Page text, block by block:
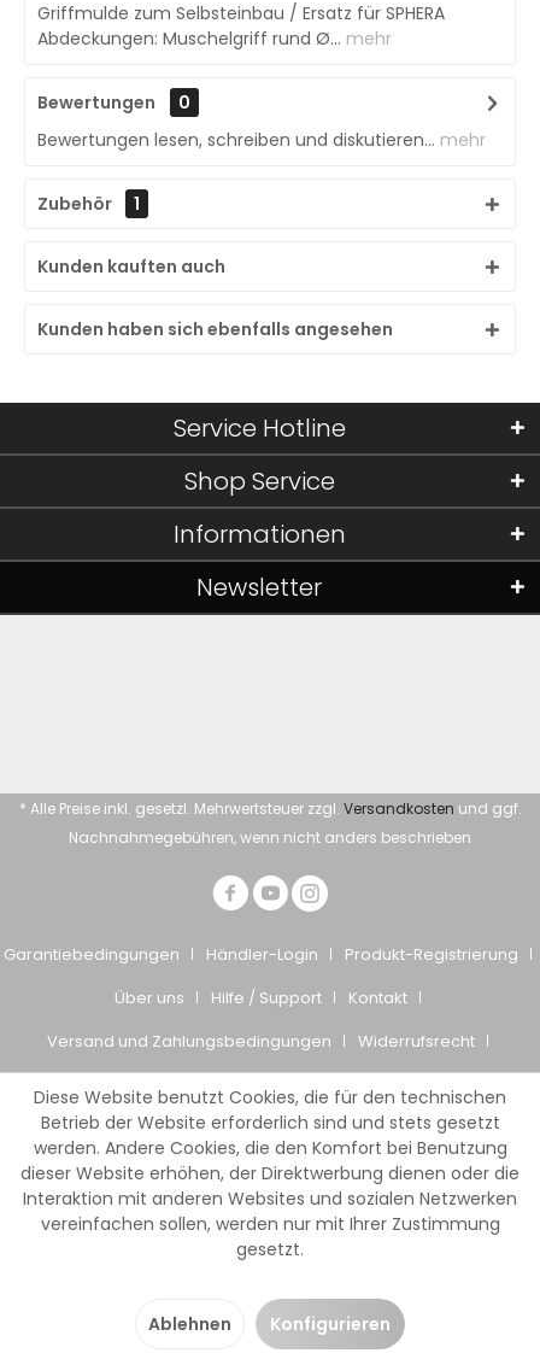
Griffmulde zum Selbsteinbau / Ersatz für SPHERA
Abdeckungen: Muschelgriff rund Ø... mehr
Bewertungen
0
Bewertungen lesen, schreiben und diskutieren... mehr
Zubehör 1
Kunden kauften auch
Kunden haben sich ebenfalls angesehen
Service Hotline
Shop Service
Informationen
Newsletter
* Alle Preise inkl. gesetzl. Mehrwertsteuer zzgl. Versandkosten und ggf.
Nachnahmegebühren, wenn nicht anders beschrieben
Garantiebedingungen Händler-Login
Produkt-Registrierung
Über uns
Hilfe / Support
Kontakt
Versand und Zahlungsbedingungen
Widerrufsrecht
© Giesemann Aquaristik GmbH
Diese Website benutzt Cookies, die für den technischen
Betrieb der Website erforderlich sind und stets gesetzt
werden. Andere Cookies, die den Komfort bei Benutzung
dieser Website erhöhen, der Direktwerbung dienen oder die
Interaktion mit anderen Websites und sozialen Netzwerken
vereinfachen sollen, werden nur mit Ihrer Zustimmung
gesetzt.
Ablehnen Konfigurieren